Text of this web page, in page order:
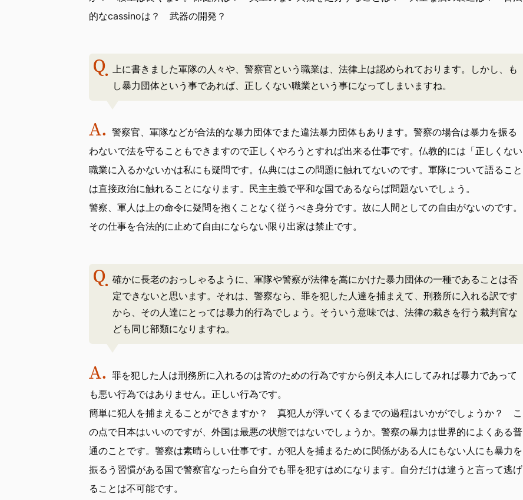
的なcassinoは？ 武器の開発？
上に書きました軍隊の人々や、警察官という職業は、法律上は認められております。しかし、も
し暴力団体という事であれば、正しくない職業という事になってしまいますね。
警察官、軍隊などが合法的な暴力団体でまた違法暴力団体もあります。警察の場合は暴力を振る
わないで法を守ることもできますので正しくやろうとすれば出来る仕事です。仏教的には「正しくない
職業に入るかないかは私にも疑問です。仏典にはこの問題に触れてないのです。軍隊について語ること
は直接政治に触れることになります。民主主義で平和な国であるならば問題ないでしょう。
警察、軍人は上の命令に疑問を抱くことなく従うべき身分です。故に人間としての自由がないのです。
その仕事を合法的に止めて自由にならない限り出家は禁止です。
確かに長老のおっしゃるように、軍隊や警察が法律を嵩にかけた暴力団体の一種であることは否
定できないと思います。それは、警察なら、罪を犯した人達を捕まえて、刑務所に入れる訳です
から、その人達にとっては暴力的行為でしょう。そういう意味では、法律の裁きを行う裁判官な
ども同じ部類になりますね。
罪を犯した人は刑務所に入れるのは皆のための行為ですから例え本人にしてみれば暴力であって
も悪い行為ではありません。正しい行為です。
簡単に犯人を捕まえることができますか？ 真犯人が浮いてくるまでの過程はいかがでしょうか？ こ
の点で日本はいいのですが、外国は最悪の状態ではないでしょうか。警察の暴力は世界的によくある普
通のことです。警察は素晴らしい仕事です。が犯人を捕まるために関係がある人にもない人にも暴力を
振るう習慣がある国で警察官なったら自分でも罪を犯すはめになります。自分だけは違うと言って逃げ
ることは不可能です。